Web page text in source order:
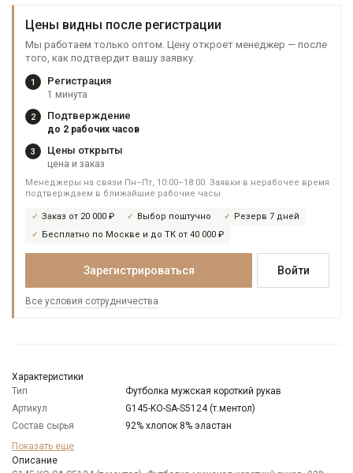
Цены видны после регистрации
Мы работаем только оптом. Цену откроет менеджер — после
того, как подтвердит вашу заявку.
1 Регистрация
1 минута
2 Подтверждение
до 2 рабочих часов
3 Цены открыты
цена и заказ
Менеджеры на связи Пн–Пт, 10:00–18:00. Заявки в нерабочее время
подтверждаем в ближайшие рабочие часы.
Заказ от 20 000 ₽ Выбор поштучно
Резерв 7 дней
Бесплатно по Москве и до ТК от 40 000 ₽
Зарегистрироваться Войти
Все условия сотрудничества
Характеристики
Тип
Футболка мужская короткий рукав
Артикул
G145-KO-SA-S5124 (т.ментол)
Состав сырья
92% хлопок 8% эластан
Модель
Цвет
Показать еще
Описание